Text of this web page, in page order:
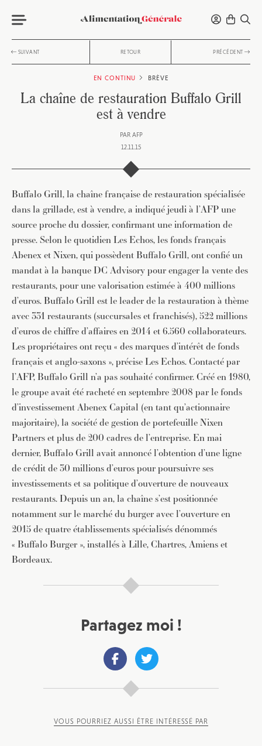
SUIVANT RETOUR PRÉCÉDENT
EN CONTINU BRÈVE
La chaîne de restauration Buffalo Grill
est à vendre
PAR AFP
12.11.15
Buffalo Grill, la chaîne française de restauration spécialisée
dans la grillade, est à vendre, a indiqué jeudi à l’AFP une
source proche du dossier, confirmant une information de
presse. Selon le quotidien Les Echos, les fonds français
Abenex et Nixen, qui possèdent Buffalo Grill, ont confié un
mandat à la banque DC Advisory pour engager la vente des
restaurants, pour une valorisation estimée à 400 millions
d’euros. Buffalo Grill est le leader de la restauration à thème
avec 331 restaurants (succursales et franchisés), 522 millions
d’euros de chiffre d’affaires en 2014 et 6.560 collaborateurs.
Les propriétaires ont reçu « des marques d’intérêt de fonds
français et anglo-saxons », précise Les Echos. Contacté par
l’AFP, Buffalo Grill n’a pas souhaité confirmer. Créé en 1980,
le groupe avait été racheté en septembre 2008 par le fonds
d’investissement Abenex Capital (en tant qu’actionnaire
majoritaire), la société de gestion de portefeuille Nixen
Partners et plus de 200 cadres de l’entreprise. En mai
dernier, Buffalo Grill avait annoncé l’obtention d’une ligne
de crédit de 30 millions d’euros pour poursuivre ses
investissements et sa politique d’ouverture de nouveaux
restaurants. Depuis un an, la chaîne s’est positionnée
notamment sur le marché du burger avec l’ouverture en
2015 de quatre établissements spécialisés dénommés
« Buffalo Burger », installés à Lille, Chartres, Amiens et
Bordeaux.
Partagez moi !
VOUS POURRIEZ AUSSI ÊTRE INTÉRESSÉ PAR